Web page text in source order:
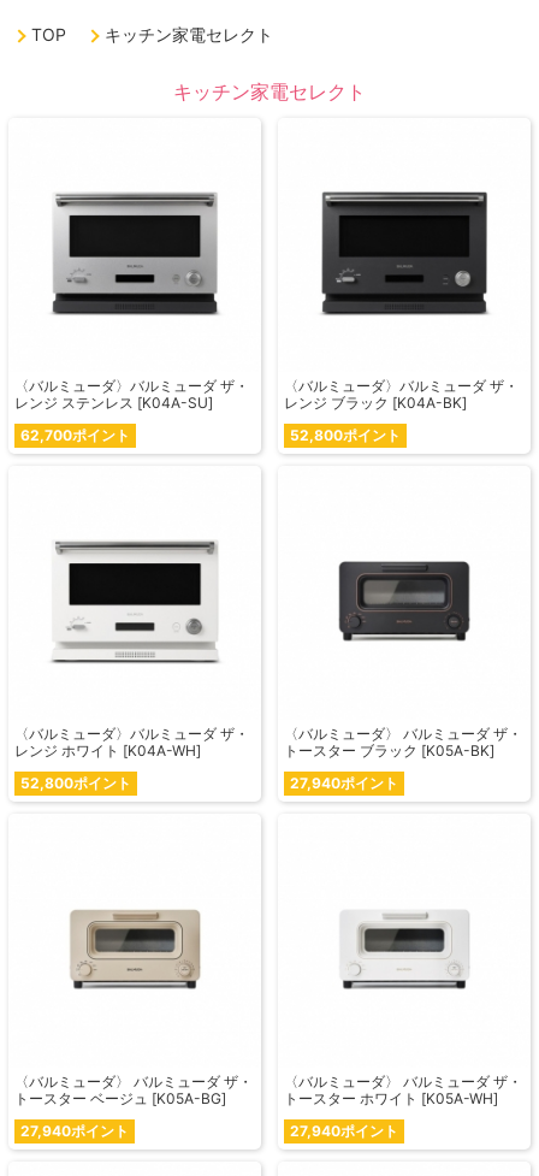
TOP キッチン家電セレクト
キッチン家電セレクト
〈バルミューダ〉バルミューダ ザ・
レンジ ステンレス [K04A-SU]
62,700ポイント
〈バルミューダ〉バルミューダ ザ・
レンジ ブラック [K04A-BK]
52,800ポイント
〈バルミューダ〉バルミューダ ザ・
レンジ ホワイト [K04A-WH]
52,800ポイント
〈バルミューダ〉 バルミューダ ザ・
トースター ブラック [K05A-BK]
27,940ポイント
〈バルミューダ〉 バルミューダ ザ・
トースター ベージュ [K05A-BG]
27,940ポイント
〈バルミューダ〉 バルミューダ ザ・
トースター ホワイト [K05A-WH]
27,940ポイント